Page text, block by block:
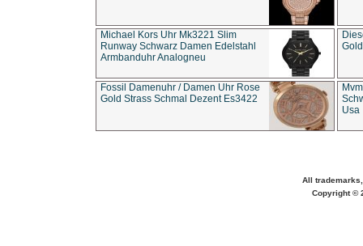
Michael Kors Uhr Mk3221 Slim
Runway Schwarz Damen Edelstahl
Armbanduhr Analogneu
Fossil Damenuhr / Damen Uhr Rose
Gold Strass Schmal Dezent Es3422
Usa
All
Copyright ©